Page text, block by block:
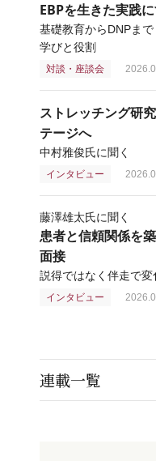
EBPを生きた実践
基礎教育からDNPま
学びと役割
対談・座談会
ストレッチング研
テージへ
中村雅俊氏に聞く
インタビュー
藤澤雄太氏に聞く
患者と信頼関係を
面接
説得ではなく伴走で変
インタビュー
連載一覧